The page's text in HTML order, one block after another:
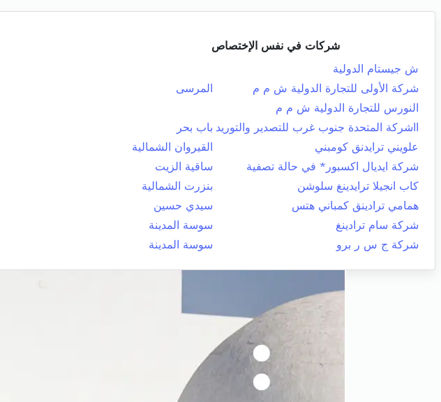
شركات في نفس الإختصاص
ش جيستام الدولية
شركة الأولى للتجارة الدولية ش م م
المرسى
النورس للتجارة الدولية ش م م
ااشركة المتحدة جنوب غرب للتصدير والتوريد باب بحر
علويني ترايدنق كومبني
القيروان الشمالية
شركة ايديال اكسبور* في حالة تصفية
ساقية الزيت
كاب انجيلا ترايدينغ سلوشن
بنزرت الشمالية
همامي ترادينق كمباني هتس
سيدي حسين
شركة سام ترادينغ
سوسة المدينة
شركة ج س ر برو
سوسة المدينة